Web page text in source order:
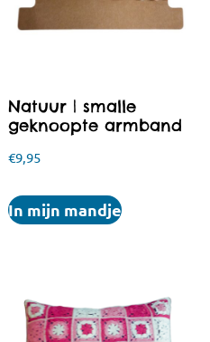
Natuur | smalle
geknoopte armband
€9,95
In mijn mandje